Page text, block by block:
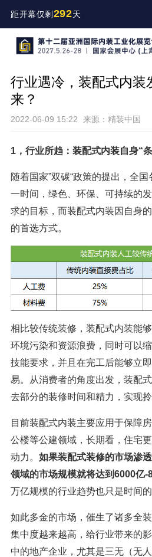
距开幕仅剩 292天
行业遇冷，装配式内装
来？
2022-06-09 15:22 来源：精装中国
1，行业所趋：装配式内装自身“
随着国家”双碳“政策的提出，全
一时间，绿色、环保、可持续的
求的目标，而装配式内装因自身
的首选方式。
相比较传统装修，装配式内装能
环境污染和资源浪费，同时可以
技能要求，并且在完工后能够立
易。从消费者的角度出发，装配
去部分的装修时间和精力，实现拎
目前装配式内装主要应用于保障
公楼等公建领域，长期看，住宅
动力。 如果装配式装修的市场渗
领域的市场规模就将达到6000亿-
万亿规模的行业趋势也只是时间的
如此多金的市场，催生了诸多全
集中度越来越高，给行业带来的
中的地产企业，尤其是三无（无